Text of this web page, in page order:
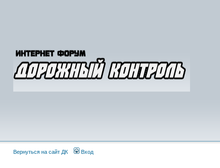
Вернуться на сайт ДК Вход